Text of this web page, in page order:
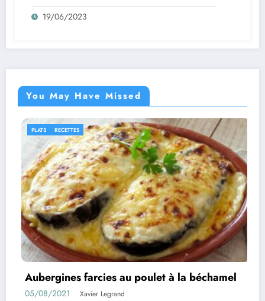
19/06/2023
You May Have Missed
farcies au poulet à la béchamel
Xavier Legrand
IDÉES RECETTES
Rouleaux